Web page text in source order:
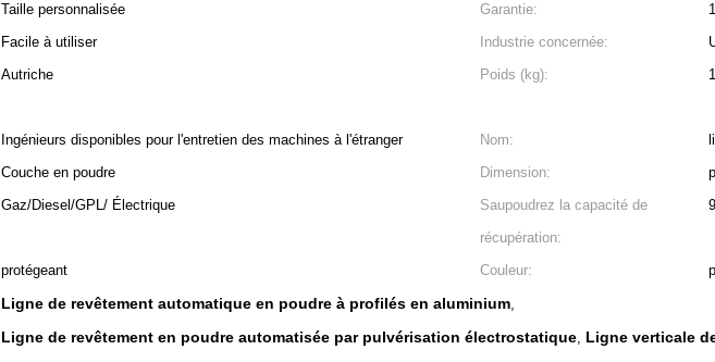
Taille personnalisée Garantie:
Facile à utiliser Industrie concernée:
Autriche Poids (kg):
Ingénieurs disponibles pour l'entretien des machines à l'étranger Nom:
Couche en poudre Dimension:
Gaz/Diesel/GPL/ Électrique
Saupoudrez la capacité de
récupération:
protégeant Couleur:
Ligne de revêtement automatique en poudre à profilés en aluminium,
Ligne de revêtement en poudre automatisée par pulvérisation électrostatique, Ligne verticale